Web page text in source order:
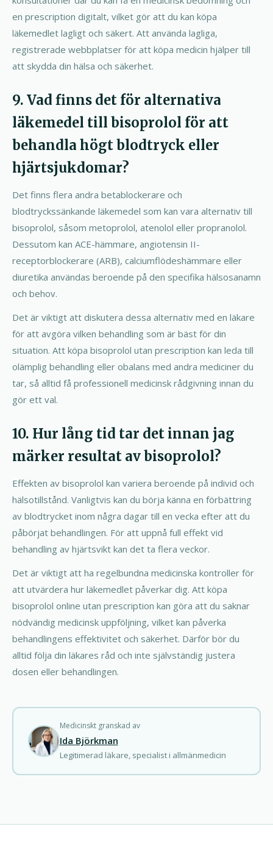
en prescription digitalt, vilket gör att du kan köpa
läkemedlet lagligt och säkert. Att använda lagliga,
registrerade webbplatser för att köpa medicin hjälper till
att skydda din hälsa och säkerhet.
9. Vad finns det för alternativa
läkemedel till bisoprolol för att
behandla högt blodtryck eller
hjärtsjukdomar?
Det finns flera andra betablockerare och
blodtryckssänkande läkemedel som kan vara alternativ till
bisoprolol, såsom metoprolol, atenolol eller propranolol.
Dessutom kan ACE-hämmare, angiotensin II-
receptorblockerare (ARB), calciumflödeshämmare eller
diuretika användas beroende på den specifika hälsosanamn
och behov.
Det är viktigt att diskutera dessa alternativ med en läkare
för att avgöra vilken behandling som är bäst för din
situation. Att köpa bisoprolol utan prescription kan leda till
olämplig behandling eller obalans med andra mediciner du
tar, så alltid få professionell medicinsk rådgivning innan du
gör ett val.
10. Hur lång tid tar det innan jag
märker resultat av bisoprolol?
Effekten av bisoprolol kan variera beroende på individ och
hälsotillstånd. Vanligtvis kan du börja känna en förbättring
av blodtrycket inom några dagar till en vecka efter att du
påbörjat behandlingen. För att uppnå full effekt vid
behandling av hjärtsvikt kan det ta flera veckor.
Det är viktigt att ha regelbundna medicinska kontroller för
att utvärdera hur läkemedlet påverkar dig. Att köpa
bisoprolol online utan prescription kan göra att du saknar
nödvändig medicinsk uppföljning, vilket kan påverka
behandlingens effektivitet och säkerhet. Därför bör du
alltid följa din läkares råd och inte självständig justera
dosen eller behandlingen.
Medicinskt granskad av
Ida Björkman
Legitimerad läkare, specialist i allmänmedicin